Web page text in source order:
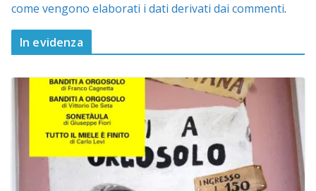
come vengono elaborati i dati derivati dai commenti.
In evidenza